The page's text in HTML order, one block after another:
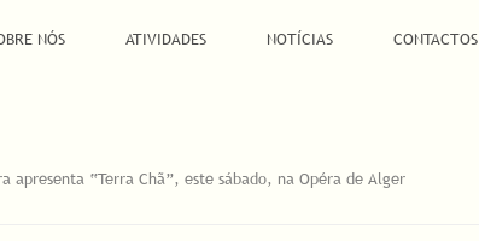
NÓS ATIVIDADES NOTÍCIAS CONTACTOS
apresenta “Terra Chã”, este sábado, na Opéra de Alger